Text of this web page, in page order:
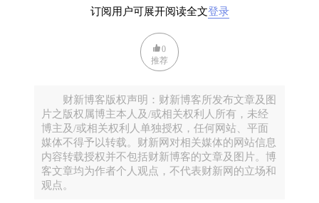
要拿新加坡说事儿了，人家那么热不是照样还新冠死
了人么？可新加坡几百万人口才死了12人。你说他们
卫生条件好，那么印度呢？以其恐惧密集和卫生条
冠死亡还不到800例。高温看来还是有所帮助的。所以
加州的病例大大少于纽约，或许也不能归功于此地官
员施政有方，你的气温就比人家高出不少，而已。
随着疫情趋于平缓，海滩和公园已陆续重新开放，街
上又是车水马龙，感觉在非高峰时刻车辆比疫前还
多，基本上大家是展开带薪度假模式。由此看来石油
订阅用户可展开阅读全文登录
0
推荐
财新博客版权声明：财新博客所发布文章及图
片之版权属博主本人及/或相关权利人所有，未经
博主及/或相关权利人单独授权，任何网站、平面
媒体不得予以转载。财新网对相关媒体的网站信息
内容转载授权并不包括财新博客的文章及图片。博
客文章均为作者个人观点，不代表财新网的立场和
观点。